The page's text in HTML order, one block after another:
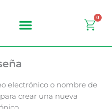
0
electrónico o nombre de
crear una nueva